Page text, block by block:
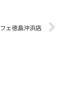
ェ徳島沖浜店